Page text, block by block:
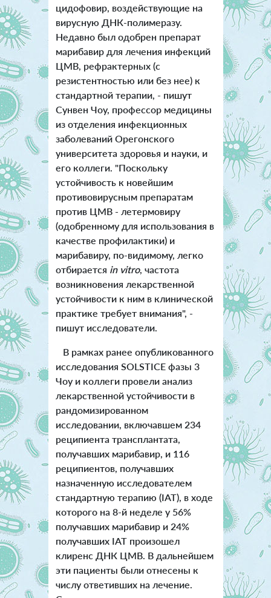
цидофовир, воздействующие на
вирусную ДНК-полимеразу.
Недавно был одобрен препарат
марибавир для лечения инфекций
ЦМВ, рефрактерных (с
резистентностью или без нее) к
стандартной терапии, - пишут
Сунвен Чоу, профессор медицины
из отделения инфекционных
заболеваний Орегонского
университета здоровья и науки, и
его коллеги. "Поскольку
устойчивость к новейшим
противовирусным препаратам
против ЦМВ - летермовиру
(одобренному для использования в
качестве профилактики) и
марибавиру, по-видимому, легко
отбирается in vitro, частота
возникновения лекарственной
устойчивости к ним в клинической
практике требует внимания", -
пишут исследователи.
В рамках ранее опубликованного
исследования SOLSTICE фазы 3
Чоу и коллеги провели анализ
лекарственной устойчивости в
рандомизированном
исследовании, включавшем 234
реципиента трансплантата,
получавших марибавир, и 116
реципиентов, получавших
назначенную исследователем
стандартную терапию (IAT), в ходе
которого на 8-й неделе у 56%
получавших марибавир и 24%
получавших IAT произошел
клиренс ДНК ЦМВ. В дальнейшем
эти пациенты были отнесены к
числу ответивших на лечение.